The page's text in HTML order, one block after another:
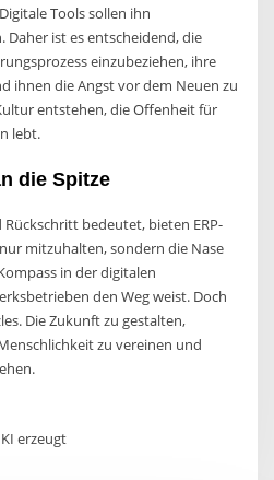
Tools sollen ihn
ist es entscheidend, die
einzubeziehen, ihre
ihnen die Angst vor dem Neuen zu
entstehen, die Offenheit für
lebt.
die Spitze
bedeutet, bieten ERP-
mitzuhalten, sondern die Nase
in der digitalen
den Weg weist. Doch
Die Zukunft zu gestalten,
zu vereinen und
erzeugt